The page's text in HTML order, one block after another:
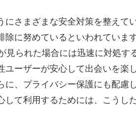
さまざまな安全対策を整えて
に努めているといわれていま
見られた場合には迅速に対処す
ーザーが安心して出会いを楽
、プライバシー保護にも配慮
て利用するためには、こうし